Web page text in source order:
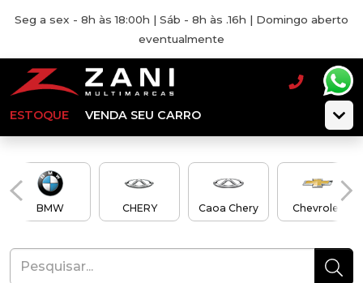
Seg a sex - 8h às 18:00h | Sáb - 8h às .16h | Domingo aberto
eventualmente
ESTOQUE VENDA SEU CARRO
BMW CHERY Caoa Chery Chevrolet